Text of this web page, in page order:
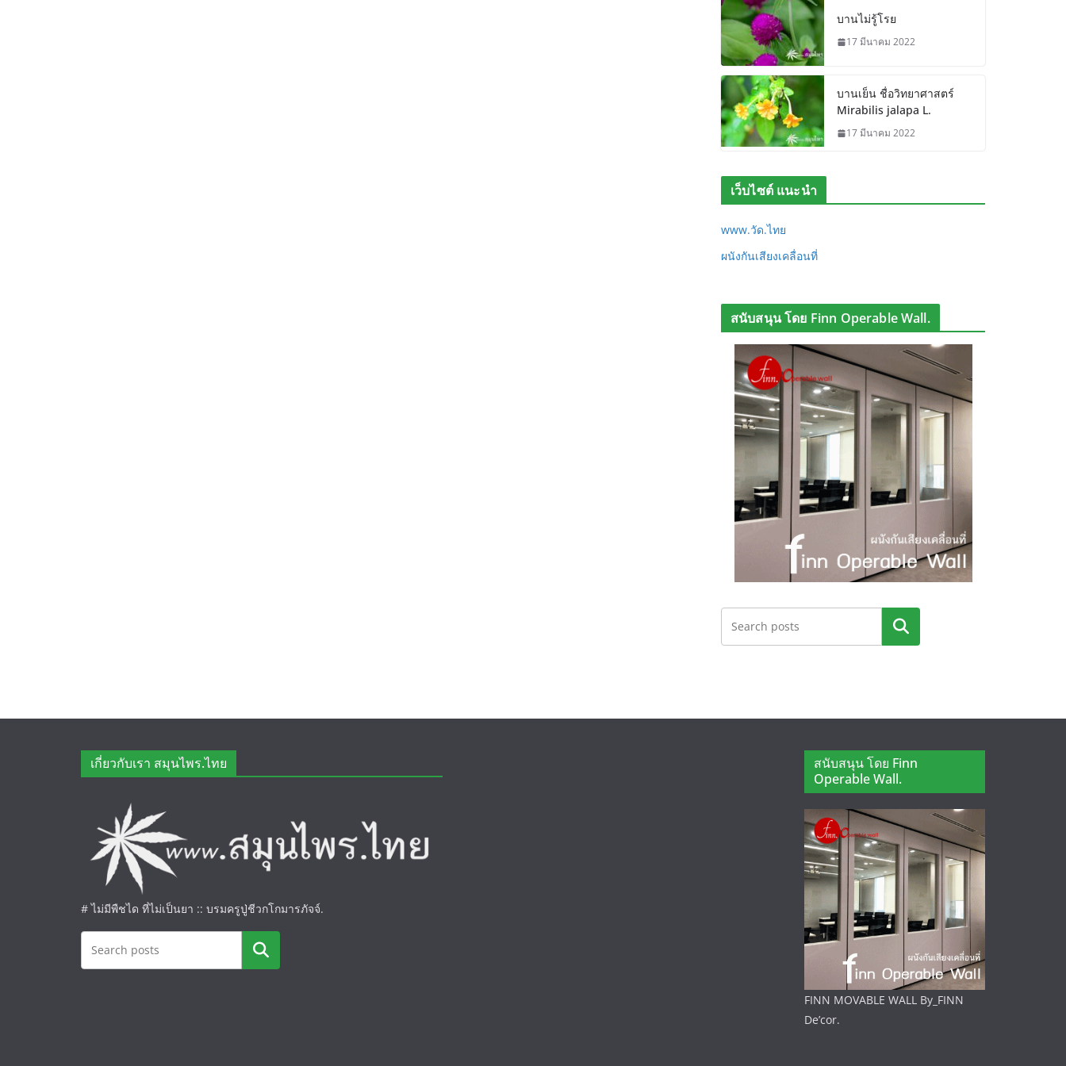
บานไม่รู้โรย
17 มีนาคม 2022
บานเย็น ชื่อวิทยาศาสตร์
Mirabilis jalapa L.
17 มีนาคม 2022
เว็บไซต์ แนะนำ
www.วัด.ไทย
ผนังกันเสียงเคลื่อนที่
สนับสนุน โดย Finn Operable Wall.
ค้นหา
เกี่ยวกับเรา สมุนไพร.ไทย
# ไม่มีพืชได ที่ไม่เป็นยา :: บรมครูปู่ชีวกโกมารภัจจ์.
ค้นหา
สนับสนุน โดย Finn
Operable Wall.
FINN MOVABLE WALL By_FINN
De’cor.